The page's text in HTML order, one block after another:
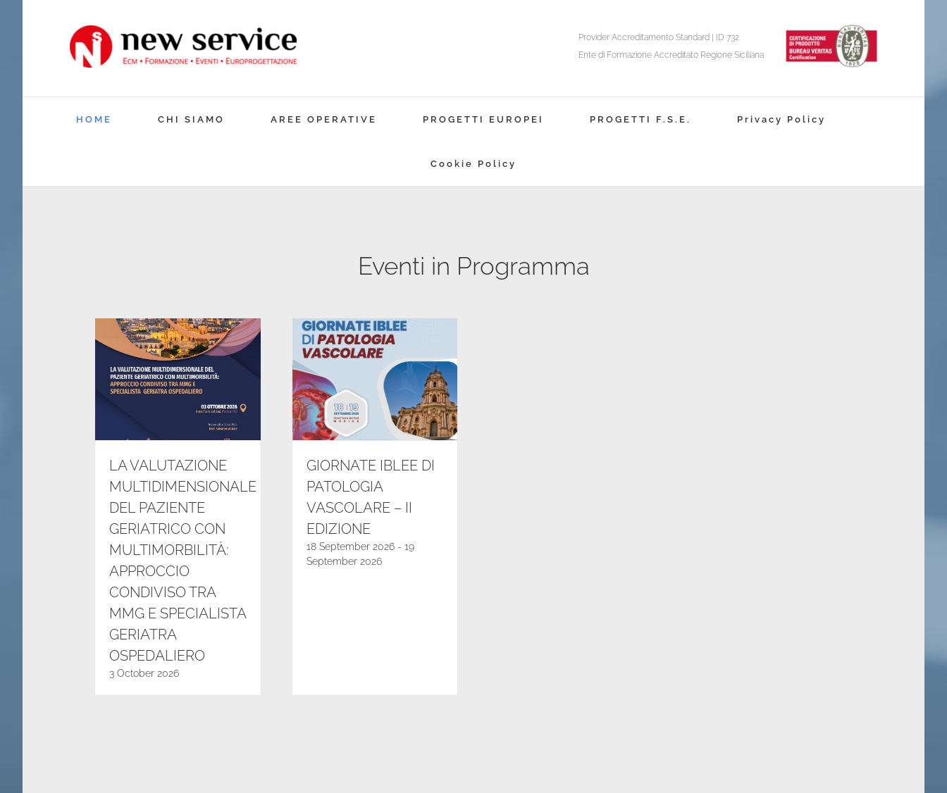
Provider Accreditamento Standard | ID 732
Ente di Formazione Accreditato Regione Siciliana
HOME CHI SIAMO AREE OPERATIVE PROGETTI EUROPEI PROGETTI F.S.E. Privacy Policy
Cookie Policy
Eventi in Programma
LA VALUTAZIONE
MULTIDIMENSIONALE
DEL PAZIENTE
GERIATRICO CON
MULTIMORBILITÀ:
APPROCCIO
CONDIVISO TRA
MMG E SPECIALISTA
GERIATRA
OSPEDALIERO
3 October 2026
GIORNATE IBLEE DI
PATOLOGIA
VASCOLARE – II
EDIZIONE
18 September 2026- 19
September 2026